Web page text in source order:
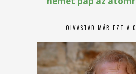
OLVASTAD MÁR EZT A